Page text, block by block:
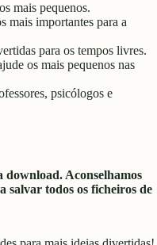
mais pequenos.
mais importantes para a
para os tempos livres.
os mais pequenos nas
psicólogos e
Aconselhamos
salvar todos os ficheiros de